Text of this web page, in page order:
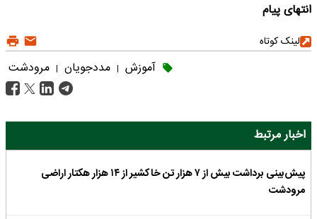
انتهای پیام
لینک کوتاه
آموزش | مددجویان | مرودشت
اخبار مرتبط
پیش‌بینی برداشت بیش از ۷ هزار تن خاکشیر از ۱۴ هزار هکتار اراضی
مرودشت